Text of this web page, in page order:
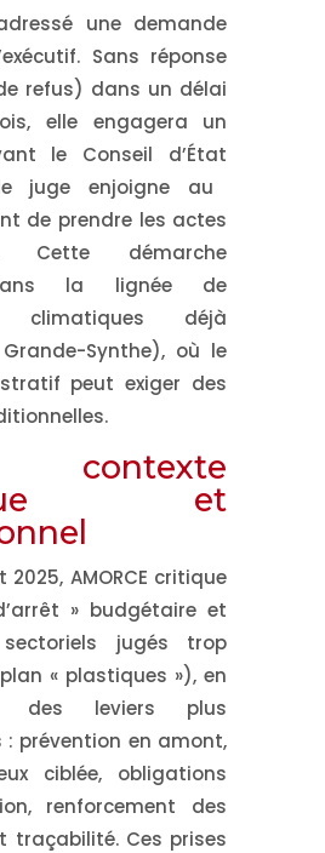
une demande
Sans réponse
refus) dans un délai
elle engagera un
le Conseil d’État
juge enjoigne au
de prendre les actes
Cette démarche
la lignée de
climatiques déjà
Synthe), où le
peut exiger des
et
2025, AMORCE critique
» budgétaire et
jugés trop
« plastiques »), en
des leviers plus
prévention en amont,
ciblée, obligations
renforcement des
traçabilité. Ces prises